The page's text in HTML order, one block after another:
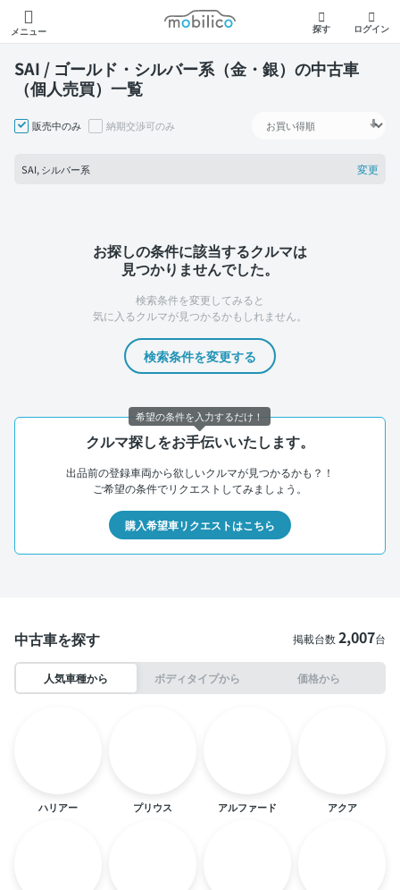
メニュー
モビリコ
探す ログイン
SAI / ゴールド・シルバー系（金・銀）の中古車
（個人売買）一覧
販売中のみ 納期交渉可のみ
SAI, シルバー系 変更
お探しの条件に該当するクルマは
見つかりませんでした。
検索条件を変更してみると
気に入るクルマが見つかるかもしれません。
検索条件を変更する
クルマ探しをお手伝いいたします。
出品前の登録車両から欲しいクルマが見つかるかも？！
ご希望の条件でリクエストしてみましょう。
購入希望車リクエストはこちら
中古車を探す 掲載台数2,007台
人気車種から ボディタイプから 価格から
ハリアー プリウス アルファード アクア
希望の条件を入力するだけ！